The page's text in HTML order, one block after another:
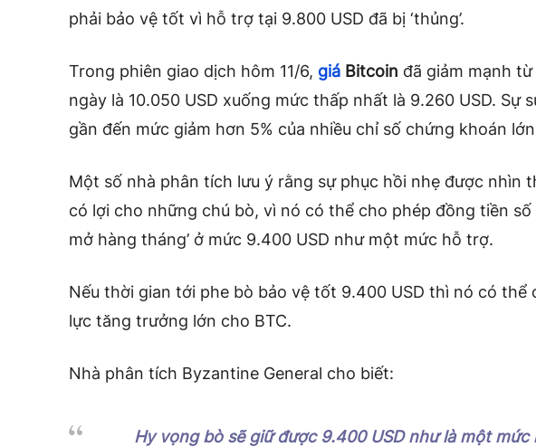
phải bảo vệ tốt vì hỗ trợ tại 9.800 USD đã bị ‘thủng’.
Trong phiên giao dịch hôm 11/6, giá Bitcoin đã giảm mạnh
ngày là 10.050 USD xuống mức thấp nhất là 9.260 USD. Sự
gần đến mức giảm hơn 5% của nhiều chỉ số chứng khoán
Một số nhà phân tích lưu ý rằng sự phục hồi nhẹ được nhìn
có lợi cho những chú bò, vì nó có thể cho phép đồng tiền số
mở hàng tháng’ ở mức 9.400 USD như một mức hỗ trợ.
Nếu thời gian tới phe bò bảo vệ tốt 9.400 USD thì nó có thể
lực tăng trưởng lớn cho BTC.
Nhà phân tích Byzantine General cho biết:
Hy vọng bò sẽ giữ được 9.400 USD như là một mức